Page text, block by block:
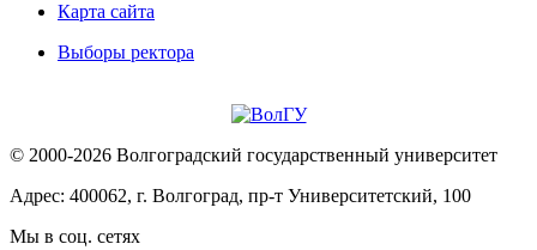
Карта сайта
Выборы ректора
© 2000-2026 Волгоградский государственный университет
Адрес: 400062, г. Волгоград, пр-т Университетский, 100
Мы в соц. сетях